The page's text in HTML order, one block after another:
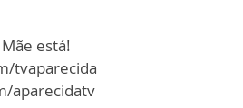
está!
tvaparecida
aparecidatv